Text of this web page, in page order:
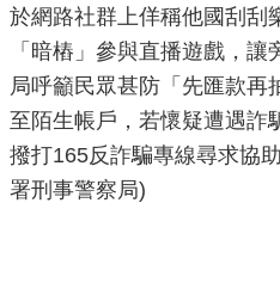
點
業
務
廉
政
園
於網路社群上佯稱他國刮刮
「暗樁」參與直播遊戲，
局呼籲民眾甚防「先匯款再
至陌生帳戶，若懷疑遭遇詐
撥打165反詐騙專線尋求協
署刑事警察局)